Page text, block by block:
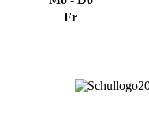
Fr